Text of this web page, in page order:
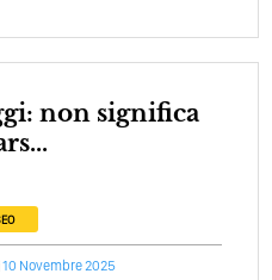
10 Novembre 2025